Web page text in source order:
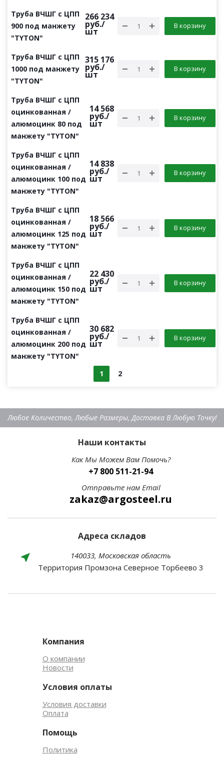
Труба ВЧШГ с ЦПП
900 под манжету
"TYTON"
266 234
руб./
шт
В корзину
Труба ВЧШГ с ЦПП
1000 под манжету
"TYTON"
315 176
руб./
шт
В корзину
Труба ВЧШГ с ЦПП
оцинкованная /
алюмоцинк 80 под
манжету "TYTON"
14 568
руб./
шт
В корзину
Труба ВЧШГ с ЦПП
оцинкованная /
алюмоцинк 100 под
манжету "TYTON"
14 838
руб./
шт
В корзину
Труба ВЧШГ с ЦПП
оцинкованная /
алюмоцинк 125 под
манжету "TYTON"
18 566
руб./
шт
В корзину
Труба ВЧШГ с ЦПП
оцинкованная /
алюмоцинк 150 под
манжету "TYTON"
22 430
руб./
шт
В корзину
Труба ВЧШГ с ЦПП
оцинкованная /
алюмоцинк 200 под
манжету "TYTON"
30 682
руб./
шт
В корзину
1 2
Любое Количество, Любые Размеры, Доставка В Любую Точку!
Наши контакты
Как Мы Можем Вам Помочь?
+7 800 511-21-94
Отправьте нам Email
zakaz@argosteel.ru
Компания
О компании
Новости
Условия оплаты
Условия доставки
Оплата
Помощь
Политика
Адреса складов
140033, Московская область
Территория Промзона Северное Торбеево 3